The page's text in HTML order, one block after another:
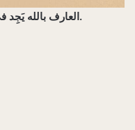
العارف بالله يَجِد في العجز والخوف من الله لذة.